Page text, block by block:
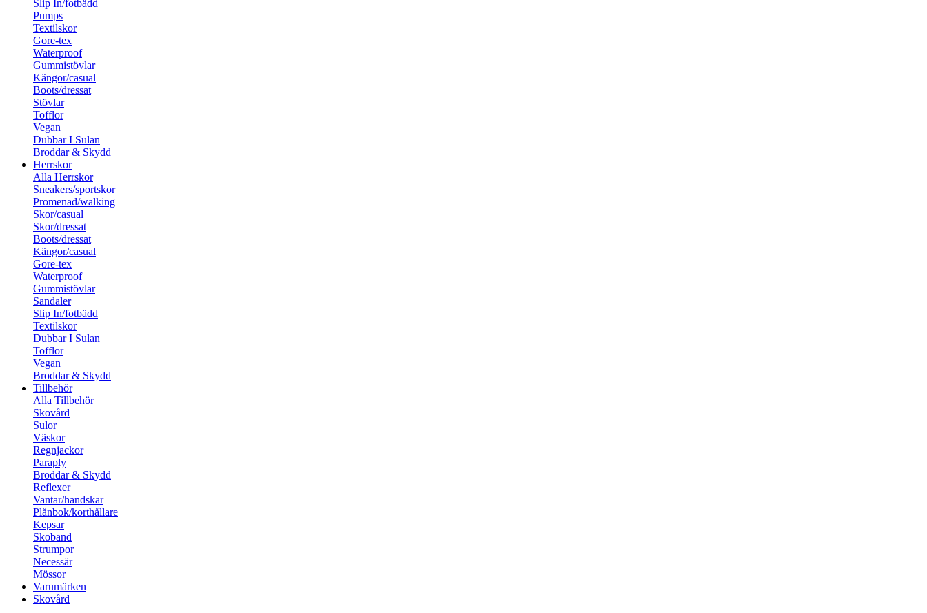
Slip In/fotbädd
Pumps
Textilskor
Gore-tex
Waterproof
Gummistövlar
Kängor/casual
Boots/dressat
Stövlar
Tofflor
Vegan
Dubbar I Sulan
Broddar & Skydd
Herrskor
Alla Herrskor
Sneakers/sportskor
Promenad/walking
Skor/casual
Skor/dressat
Boots/dressat
Kängor/casual
Gore-tex
Waterproof
Gummistövlar
Sandaler
Slip In/fotbädd
Textilskor
Dubbar I Sulan
Tofflor
Vegan
Broddar & Skydd
Tillbehör
Alla Tillbehör
Skovård
Sulor
Väskor
Regnjackor
Paraply
Broddar & Skydd
Reflexer
Vantar/handskar
Plånbok/korthållare
Kepsar
Skoband
Strumpor
Necessär
Mössor
Varumärken
Skovård